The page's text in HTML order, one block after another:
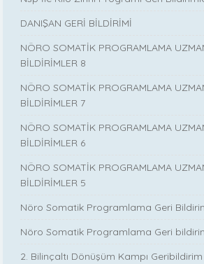
DANIŞAN GERİ BİLDİRİMİ
NÖRO SOMATİK PROGRAMLAMA
BİLDİRİMLER 8
NÖRO SOMATİK PROGRAMLAMA
BİLDİRİMLER 7
NÖRO SOMATİK PROGRAMLAMA
BİLDİRİMLER 6
NÖRO SOMATİK PROGRAMLAMA
BİLDİRİMLER 5
Nöro Somatik Programlama Geri
Nöro Somatik Programlama Geri
2. Bilinçaltı Dönüşüm Kampı